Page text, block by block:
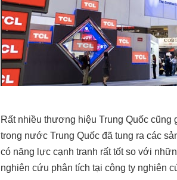
Rất nhiều thương hiệu Trung Quốc
trong nước Trung Quốc đã tung ra các
có năng lực cạnh tranh rất tốt so với
nghiên cứu phân tích tại công ty nghiên